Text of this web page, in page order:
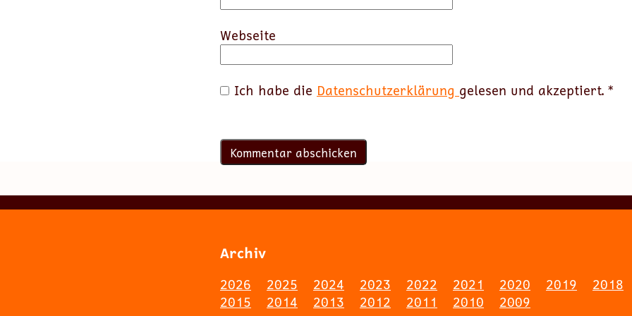
Webseite
Ich habe die Datenschutzerklärung gelesen und akzeptiert. *
Archiv
2026 2025 2024 2023 2022 2021 2020 2019 2018
2015
2014 2013 2012 2011 2010 2009